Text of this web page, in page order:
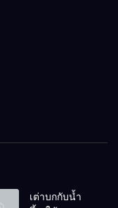
เต่าบกกับน้ำ